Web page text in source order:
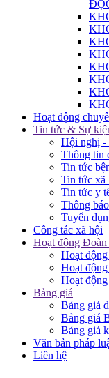
Hoạt động
Tin tức & Sự
Hội nghị -
Thông tin
Tin tức
Tin tức xã
Tin tức y
Thông báo
Tuyển
Công tác xã hội
Hoạt động Đoàn
Hoạt
Hoạt
Hoạt
Bảng giá
Bảng giá
Bảng giá
Bảng giá
Văn bản pháp
Liên hệ